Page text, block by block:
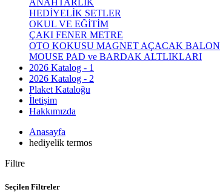
ANAHTARLIK
HEDİYELİK SETLER
OKUL VE EĞİTİM
ÇAKI FENER METRE
OTO KOKUSU MAGNET AÇACAK BALON
MOUSE PAD ve BARDAK ALTLIKLARI
2026 Katalog - 1
2026 Katalog - 2
Plaket Kataloğu
İletişim
Hakkımızda
Anasayfa
hediyelik termos
Filtre
Seçilen Filtreler